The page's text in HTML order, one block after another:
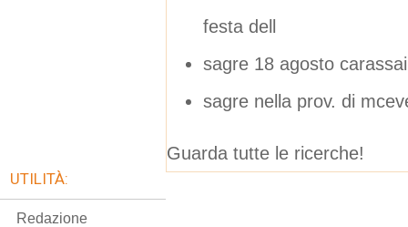
festa dell
sagre 18 agosto carassai
sagre nella prov. di
Guarda tutte le ricerche!
UTILITÀ:
Redazione